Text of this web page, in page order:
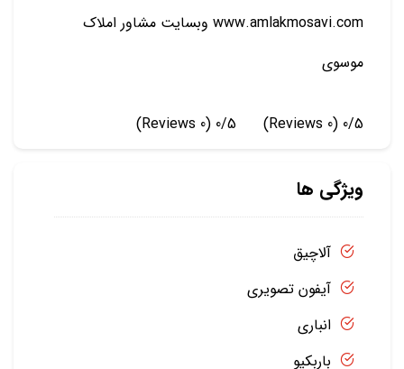
www.amlakmosavi.com وبسایت مشاور املاک
موسوی
0/5
(0 Reviews)
0/5
(0 Reviews)
ویژگی ها
آلاچیق
آیفون تصویری
انباری
باربکیو